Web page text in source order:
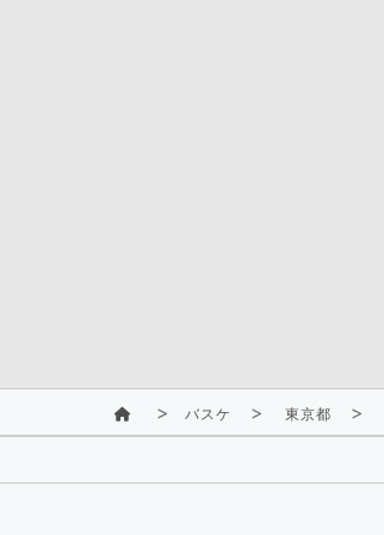
バスケ 東京都